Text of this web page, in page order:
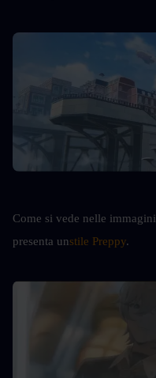
Come si vede nelle
presenta unstile Preppy.